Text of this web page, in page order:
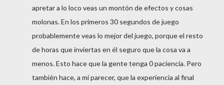
apretar a lo loco veas un montón de efectos y cosas
molonas. En los primeros 30 segundos de juego
probablemente veas lo mejor del juego, porque el resto
de horas que inviertas en él seguro que la cosa va a
menos. Esto hace que la gente tenga 0 paciencia. Pero
también hace, a mi parecer, que la experiencia al final